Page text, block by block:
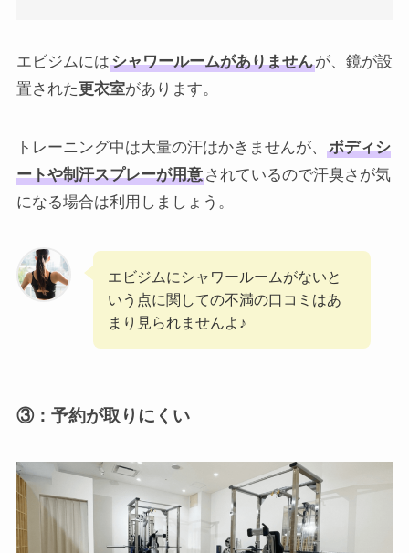
エビジムにはシャワールームがありませんが、鏡が設
置された更衣室があります。
トレーニング中は大量の汗はかきませんが、
ボディシ
ートや制汗スプレーが用意されているので汗臭さが気
になる場合は利用しましょう。
エビジムにシャワールームがないと
いう点に関しての不満の口コミはあ
まり見られませんよ♪
③：予約が取りにくい